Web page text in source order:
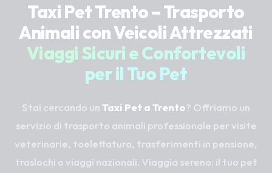
Taxi Pet Trento – Trasporto
Animali con Veicoli Attrezzati
Viaggi Sicuri e Confortevoli
per il Tuo Pet
Stai cercando unTaxi Pet a Trento? Offriamo un
servizio di trasporto animali professionale per visite
veterinarie, toelettatura, trasferimenti in pensione,
traslochi o viaggi nazionali. Viaggia sereno: il tuo pet